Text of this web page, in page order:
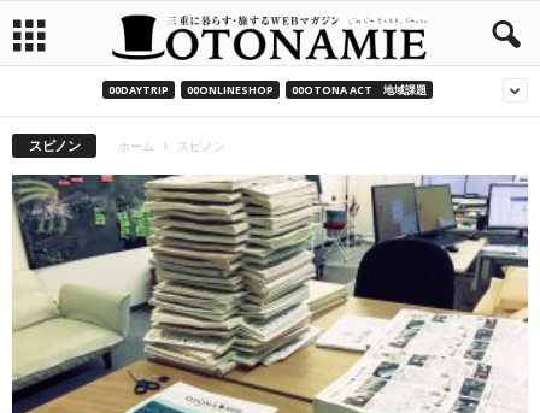
00DAYTRIP 00ONLINESHOP 00OTONA ACT 地域課題
スピノン ホーム スピノン